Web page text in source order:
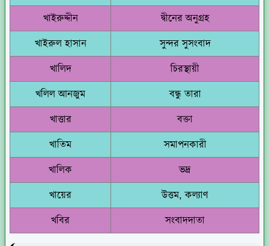
খাইরুদ্দীন দ্বীনের অনুগ্রহ
খাইরুল হাসান সুন্দর সুসংবাদ
খালিদ চিরস্থায়ী
খলিল আনজুম বন্ধু তারা
খাত্তার বক্তা
খাতিম সমাপনকারী
খালিক ভদ্র
খায়ের উত্তম, কল্যাণ
খবির সংবাদদাতা